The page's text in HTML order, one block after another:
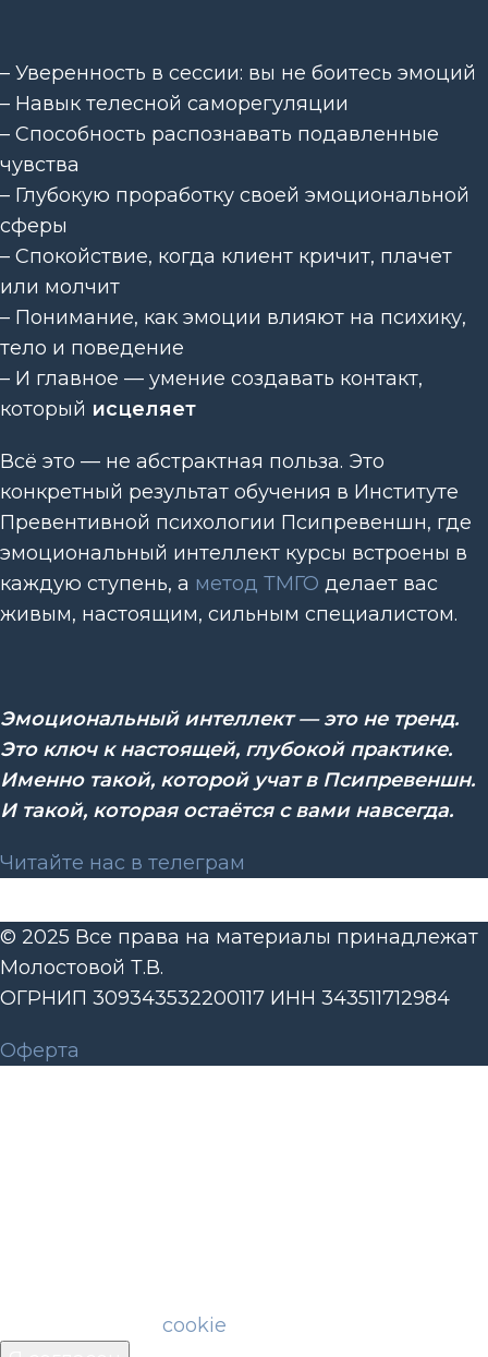
– Уверенность в сессии: вы не боитесь эмоций
– Навык телесной саморегуляции
– Способность распознавать подавленные
чувства
– Глубокую проработку своей эмоциональной
сферы
– Спокойствие, когда клиент кричит, плачет
или молчит
– Понимание, как эмоции влияют на психику,
тело и поведение
– И главное — умение создавать контакт,
который исцеляет
Всё это — не абстрактная польза. Это
конкретный результат обучения в Институте
Превентивной психологии Псипревеншн, где
эмоциональный интеллект курсы встроены в
каждую ступень, а метод ТМГО делает вас
живым, настоящим, сильным специалистом.
Эмоциональный интеллект — это не тренд.
Это ключ к настоящей, глубокой практике.
Именно такой, которой учат в Псипревеншн.
И такой, которая остаётся с вами навсегда.
Читайте нас в телеграм
© 2025 Все права на материалы принадлежат
Молостовой Т.В.
ОГРНИП 309343532200117 ИНН 343511712984
Оферта
cookie